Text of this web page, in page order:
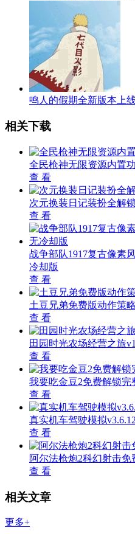
鸣人的假期全新版本上
相关下载
全民枪神无限资源内置
查 看
次元换装日记装扮全解
查 看
战争部队1917复古像素
冷却版
查 看
土豆兄弟免费版动作策
查 看
田园时光农场经营之旅
查 看
我要吃金豆2免费解锁完
查 看
真实机车驾驶模拟
查 看
阿尔法枪炮2科幻射击免
查 看
相关文章
更多+